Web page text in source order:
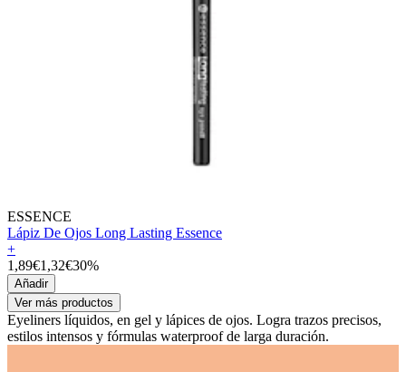
ESSENCE
Lápiz De Ojos Long Lasting Essence
+
1,89€1,32€30%
Añadir
Ver más productos
Eyeliners líquidos, en gel y lápices de ojos. Logra trazos precisos,
estilos intensos y fórmulas waterproof de larga duración.